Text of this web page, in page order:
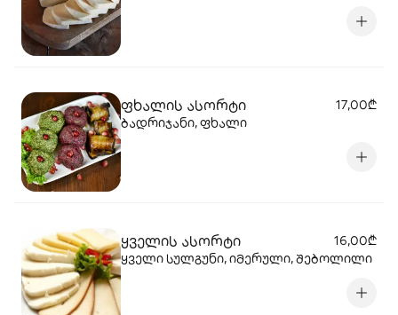
ფხალის ასორტი
17,00₾
ბადრიჯანი, ფხალი
ყველის ასორტი
16,00₾
ყველი სულგუნი, იმერული, შებოლილი